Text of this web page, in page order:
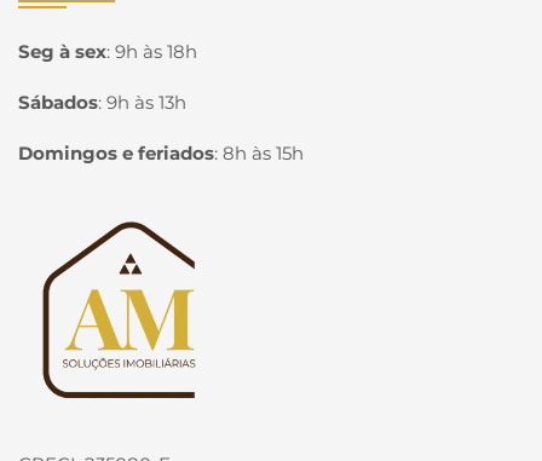
Seg à sex: 9h às 18h
Sábados: 9h às 13h
Domingos e feriados: 8h às 15h
Página inicial